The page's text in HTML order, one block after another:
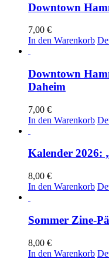
Downtown
7,00 €
In den Warenkorb
Downtown
Daheim
7,00 €
In den Warenkorb
Kalender 2026:
8,00 €
In den Warenkorb
Sommer Zine-
8,00 €
In den Warenkorb